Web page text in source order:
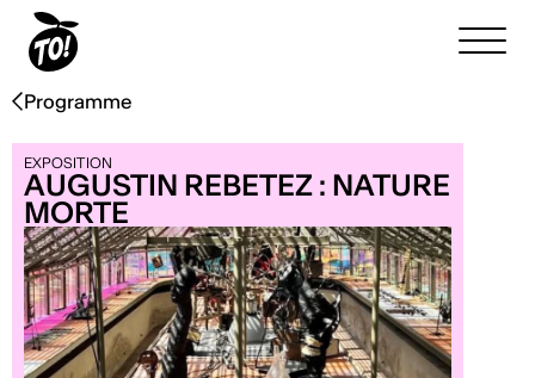
Programme
EXPOSITION
AUGUSTIN REBETEZ : NATURE
MORTE